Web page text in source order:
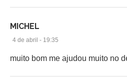
MICHEL
4 de abril - 19:35
muito bom me ajudou muito no